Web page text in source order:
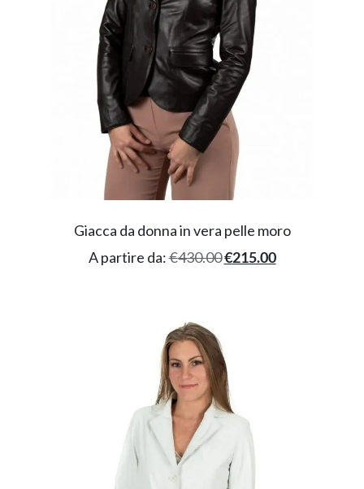
Giacca da donna in vera pelle moro
A partire da:€430.00€215.00